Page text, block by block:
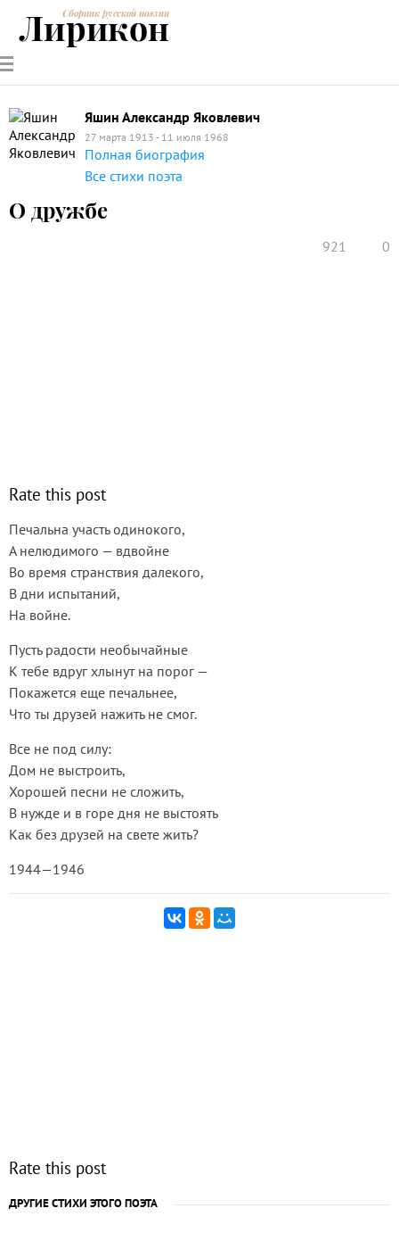
РУССКИЕ
ПОЭТЫ
СОВРЕМЕННИКИЭНЦИКЛОПЕДИЯ
ПОЭЗИИ
Сборник русской поэзии
Лирикон
Яшин Александр Яковлевич
27 марта 1913 - 11 июля 1968
Полная биография
Все стихи поэта
О дружбе
921 0
Rate this post
Печальна участь одинокого,
А нелюдимого — вдвойне
Во время странствия далекого,
В дни испытаний,
На войне.
Пусть радости необычайные
К тебе вдруг хлынут на порог —
Покажется еще печальнее,
Что ты друзей нажить не смог.
Все не под силу:
Дом не выстроить,
Хорошей песни не сложить,
В нужде и в горе дня не выстоять
Как без друзей на свете жить?
1944—1946
Rate this post
ДРУГИЕ СТИХИ ЭТОГО ПОЭТА